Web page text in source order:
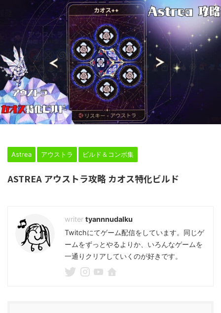
Astrea アウストラ ビルド＆コンボ集
ASTREA アウストラ攻略 カオス特化ビルド
tyannnudalku
Twitchにてゲーム配信をしています。同じゲ
ームをずっとやるよりか、いろんなゲームを
一通りクリアしていくのが好きです。